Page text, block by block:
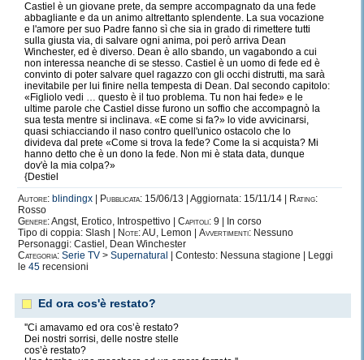
I think to do something that you feel in your heart that's great, you need to
make a lot of mistakes to get there.
Anything that's-- I think is succesfull is a series of mistakes.
Contacts:
| |
Castiel è un giovane prete, da sempre accompagnato da una fede
abbagliante e da un animo altrettanto splendente. La sua vocazione
e l'amore per suo Padre fanno sì che sia in grado di rimettere tutti
sulla giusta via, di salvare ogni anima, poi però arriva Dean
Winchester, ed è diverso. Dean è allo sbando, un vagabondo a cui
non interessa neanche di se stesso. Castiel è un uomo di fede ed è
convinto di poter salvare quel ragazzo con gli occhi distrutti, ma sarà
inevitabile per lui finire nella tempesta di Dean. Dal secondo capitolo:
«Figliolo vedi … questo è il tuo problema. Tu non hai fede» e le
ultime parole che Castiel disse furono un soffio che accompagnò la
sua testa mentre si inclinava. «E come si fa?» lo vide avvicinarsi,
quasi schiacciando il naso contro quell'unico ostacolo che lo
divideva dal prete «Come si trova la fede? Come la si acquista? Mi
hanno detto che è un dono la fede. Non mi è stata data, dunque
dov'è la mia colpa?»
{Destiel
Autore: blindingx Pubblicata: 15/06/13 | Aggiornata: 15/11/14 |
Rating:
Rosso
Genere:Angst, Erotico, Introspettivo | Capitoli: 9 | In corso
Tipo di coppia: Slash |
Note:AU, Lemon | Avvertimenti: Nessuno
Personaggi: Castiel, Dean Winchester
Categoria: Serie TV > Supernatural
| Contesto: Nessuna stagione | Leggi
le 45 recensioni
Ed ora cos'è restato?
''Ci amavamo ed ora cos’è restato?
Dei nostri sorrisi, delle nostre stelle
cos’è restato?